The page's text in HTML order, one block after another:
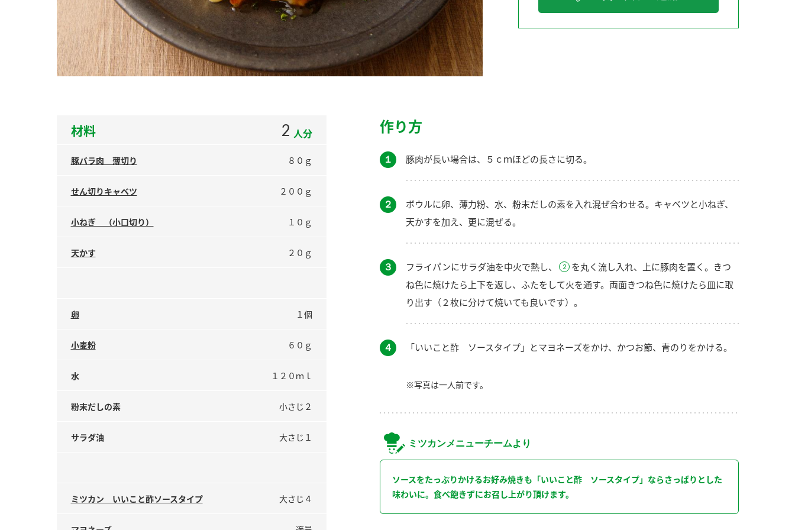
材料 2 人分
豚バラ肉 薄切り ８０ｇ
せん切りキャベツ ２００ｇ
小ねぎ （小口切り） １０ｇ
天かす ２０ｇ
卵 １個
小麦粉 ６０ｇ
水 １２０ｍｌ
粉末だしの素 小さじ２
サラダ油 大さじ１
ミツカン いいこと酢ソースタイプ 大さじ４
作り方
１ 豚肉が長い場合は、５ｃｍほどの長さに切る。
２
ボウルに卵、薄力粉、水、粉末だしの素を入れ混ぜ合わせる。キャベツと小ねぎ、
天かすを加え、更に混ぜる。
３ フライパンにサラダ油を中火で熱し、
を丸く流し入れ、上に豚肉を置く。きつ
ね色に焼けたら上下を返し、ふたをして火を通す。両面きつね色に焼けたら皿に取
り出す（２枚に分けて焼いても良いです）。
４ 「いいこと酢 ソースタイプ」とマヨネーズをかけ、かつお節、青のりをかける。
※写真は一人前です。
ミツカンメニューチームより
ソースをたっぷりかけるお好み焼きも「いいこと酢 ソースタイプ」ならさっぱりとした
味わいに。食べ飽きずにお召し上がり頂けます。